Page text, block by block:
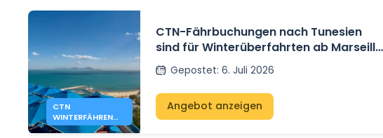
CTN
WINTERFÄHREN
NACH TUNESIEN
CTN-Fährbuchungen nach Tunesien
sind für Winterüberfahrten ab Marseille
und Genua geöffnet
Gepostet: 6. Juli 2026
Angebot anzeigen